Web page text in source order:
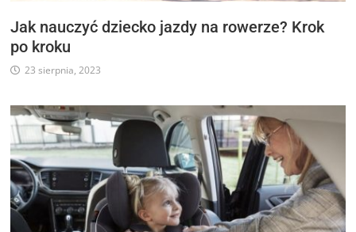
Jak nauczyć dziecko jazdy na rowerze? Krok
po kroku
23 sierpnia, 2023